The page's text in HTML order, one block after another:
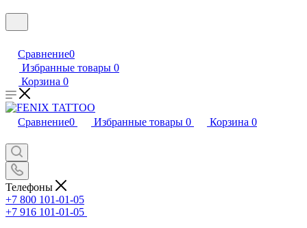
Сравнение0
Избранные товары 0
Корзина 0
Сравнение0 Избранные товары 0 Корзина 0
Телефоны
+7 800 101-01-05
+7 916 101-01-05